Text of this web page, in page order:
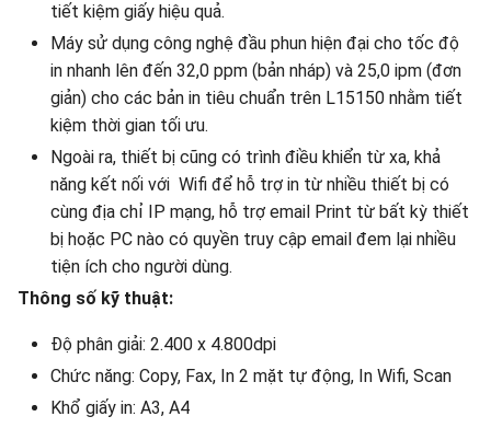
tiết kiệm giấy hiệu quả.
Máy sử dụng công nghệ đầu phun hiện đại cho tốc độ
in nhanh lên đến 32,0 ppm (bản nháp) và 25,0 ipm (đơn
giản) cho các bản in tiêu chuẩn trên L15150 nhằm tiết
kiệm thời gian tối ưu.
Ngoài ra, thiết bị cũng có trình điều khiển từ xa, khả
năng kết nối với Wifi để hỗ trợ in từ nhiều thiết bị có
cùng địa chỉ IP mạng, hỗ trợ email Print từ bất kỳ thiết
bị hoặc PC nào có quyền truy cập email đem lại nhiều
tiện ích cho người dùng.
Thông số kỹ thuật:
Độ phân giải: 2.400 x 4.800dpi
Chức năng: Copy, Fax, In 2 mặt tự động, In Wifi, Scan
Khổ giấy in: A3, A4